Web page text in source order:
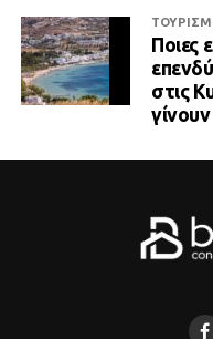
Ποιες
στις
γίνουν